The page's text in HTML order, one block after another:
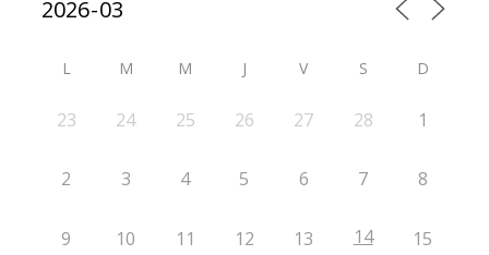
L M M J V S D
23 24 25 26 27 28 1
2 3 4 5 6 7 8
9 10 11 12 13 14 15